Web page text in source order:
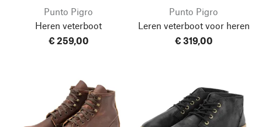
Punto Pigro
Heren veterboot
€ 259,00
Punto Pigro
Leren veterboot voor heren
€ 319,00